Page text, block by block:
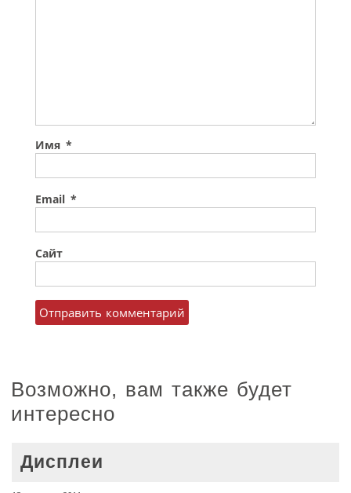
Имя *
Email *
Сайт
Возможно, вам также будет
интересно
Дисплеи